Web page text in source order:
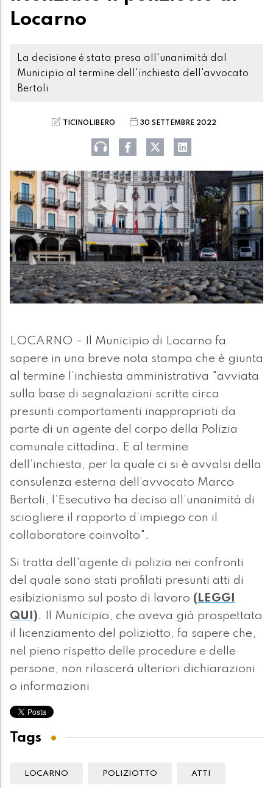
Locarno
La decisione è stata presa all'unanimità dal
Municipio al termine dell'inchiesta dell'avvocato
Bertoli
TICINOLIBERO 30 SETTEMBRE 2022
LOCARNO - Il Municipio di Locarno fa
sapere in una breve nota stampa che è giunta
al termine l’inchiesta amministrativa "avviata
sulla base di segnalazioni scritte circa
presunti comportamenti inappropriati da
parte di un agente del corpo della Polizia
comunale cittadina. E al termine
dell’inchiesta, per la quale ci si è avvalsi della
consulenza esterna dell’avvocato Marco
Bertoli, l’Esecutivo ha deciso all’unanimità di
sciogliere il rapporto d’impiego con il
collaboratore coinvolto".
Si tratta dell'agente di polizia nei confronti
del quale sono stati profilati presunti atti di
esibizionismo sul posto di lavoro (LEGGI
QUI). Il Municipio, che aveva già prospettato
il licenziamento del poliziotto, fa sapere che,
nel pieno rispetto delle procedure e delle
persone, non rilascerà ulteriori dichiarazioni
o informazioni
Tags
LOCARNO POLIZIOTTO ATTI